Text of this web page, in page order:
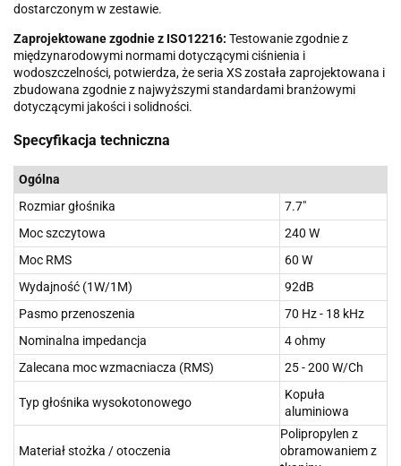
dostarczonym w zestawie.
Zaprojektowane zgodnie z ISO12216: Testowanie zgodnie z
międzynarodowymi normami dotyczącymi ciśnienia i
wodoszczelności, potwierdza, że seria XS została zaprojektowana i
zbudowana zgodnie z najwyższymi standardami branżowymi
dotyczącymi jakości i solidności.
Specyfikacja techniczna
Ogólna
Rozmiar głośnika
7.7"
Moc szczytowa
240 W
Moc RMS
60 W
Wydajność (1W/1M)
92dB
Pasmo przenoszenia
70 Hz - 18 kHz
Nominalna impedancja
4 ohmy
Zalecana moc wzmacniacza (RMS)
25 - 200 W/Ch
Typ głośnika wysokotonowego
Kopuła
aluminiowa
Materiał stożka / otoczenia
Polipropylen z
obramowaniem z